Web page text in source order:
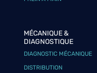
MÉCANIQUE &
DIAGNOSTIQUE
DIAGNOSTIC MÉCANIQUE
DISTRIBUTION